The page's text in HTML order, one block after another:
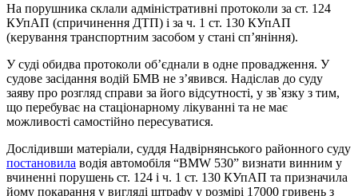
На порушника склали адміністративні протоколи за ст. 124
КУпАП (спричинення ДТП) і за ч. 1 ст. 130 КУпАП
(керування транспортним засобом у стані сп’яніння).
У суді обидва протоколи об’єднали в одне провадження. У
судове засідання водій БМВ не з’явився. Надіслав до суду
заяву про розгляд справи за його відсутності, у зв`язку з тим,
що перебуває на стаціонарному лікуванні та не має
можливості самостійно пересуватися.
Дослідивши матеріали, суддя Надвірнянського районного суду
постановила водія автомобіля “BMW 530” визнати винним у
вчиненні порушень ст. 124 і ч. 1 ст. 130 КУпАП та призначила
йому покарання у вигляді штрафу у розмірі 17000 гривень з